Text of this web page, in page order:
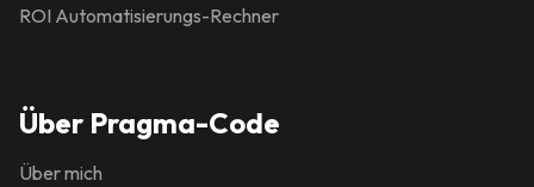
ROI Automatisierungs-Rechner
Über Pragma-Code
Über mich